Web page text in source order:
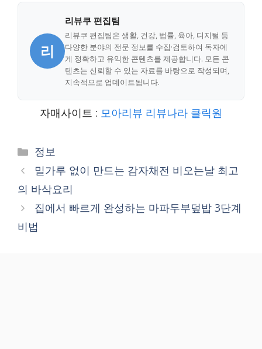
리
리뷰쿠 편집팀
리뷰쿠 편집팀은 생활, 건강, 법률, 육아, 디지털 등
다양한 분야의 전문 정보를 수집·검토하여 독자에
게 정확하고 유익한 콘텐츠를 제공합니다. 모든 콘
텐츠는 신뢰할 수 있는 자료를 바탕으로 작성되며,
지속적으로 업데이트됩니다.
자매사이트 : 모아리뷰 리뷰나라 클릭원
Categories
정보
밀가루 없이 만드는 감자채전 비오는날 최고
의 바삭요리
집에서 빠르게 완성하는 마파두부덮밥 3단계
비법